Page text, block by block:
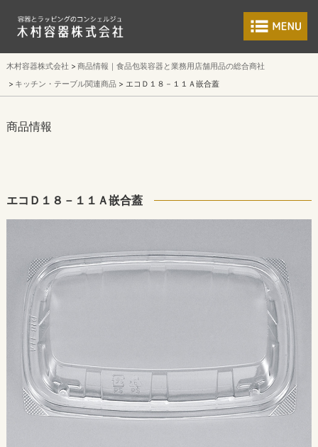
食品包装容器と
木村容器株式会社
商品情報｜食品包装容器と業務用店舗用品の総合商社
キッチン・テーブル関連商品
エコＤ１８－１１Ａ嵌合蓋
商品情報
エコＤ１８－１１Ａ嵌合蓋